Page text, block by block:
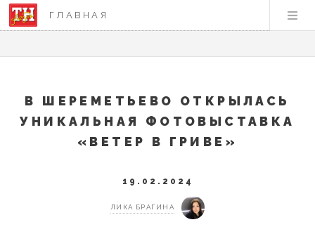
ГЛАВНАЯ
В ШЕРЕМЕТЬЕВО ОТКРЫЛАСЬ
УНИКАЛЬНАЯ ФОТОВЫСТАВКА
«ВЕТЕР В ГРИВЕ»
19.02.2024
ЛИКА БРАГИНА